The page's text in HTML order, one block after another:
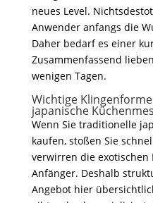
neues Level.
Anwender anfangs die
Daher bedarf es einer
Zusammenfassend
wenigen Tagen.
Wichtige
japanische
Wenn Sie traditionelle
kaufen, stoßen Sie
verwirren die
Anfänger. Deshalb
Angebot hier